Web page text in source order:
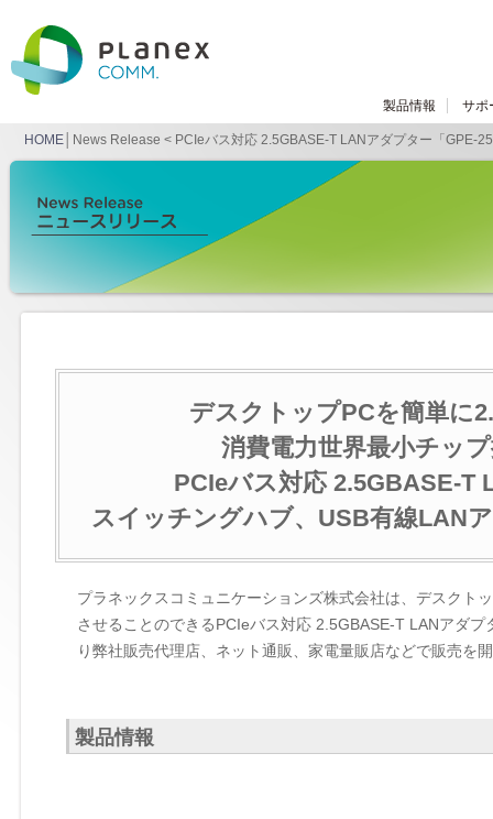
製品情報 サポ
HOME │News Release < PCIeバス対応 2.5GBASE-T LANアダプター「GPE-
デスクトップPCを簡単に
消費電力世界最小チッ
PCIeバス対応 2.5GBASE-T
スイッチングハブ、USB有線LAN
プラネックスコミュニケーションズ株式会社は、デスクト
させることのできるPCIeバス対応 2.5GBASE-T LANアダ
り弊社販売代理店、ネット通販、家電量販店などで販売を
製品情報